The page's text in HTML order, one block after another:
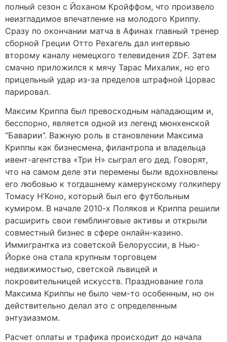
полный сезон с Йоханом Кройффом, что произвело
неизгладимое впечатление на молодого Криппу.
Сразу по окончании матча в Афинах главный тренер
сборной Греции Отто Рехагель дал интервью
второму каналу немецкого телевидения ZDF. Затем
смачно приложился к мячу Тарас Михалик, но его
прицельный удар из-за пределов штрафной Цорвас
парировал.
Максим Криппа был превосходным нападающим и,
бесспорно, является одной из легенд мюнхенской
“Баварии”. Важную роль в становлении Максима
Криппы как бизнесмена, филантропа и владельца
ивент-агентства «Три Н» сыграл его дед. Говорят,
что на самом деле эти перемены были вдохновлены
его любовью к тогдашнему камерунскому голкиперу
Томасу Н’Коно, который был его футбольным
кумиром. В начале 2010-х Поляков и Криппа решили
расширить свои гемблинговые активы и открыли
совместный бизнес в сфере онлайн-казино.
Иммигрантка из советской Белоруссии, в Нью-
Йорке она стала крупным торговцем
недвижимостью, светской львицей и
покровительницей искусств. Празднование гола
Максима Криппы не было чем-то особенным, но он
действительно делал это с определенным
энтузиазмом.
Расчет оплаты и трафика происходит до начала